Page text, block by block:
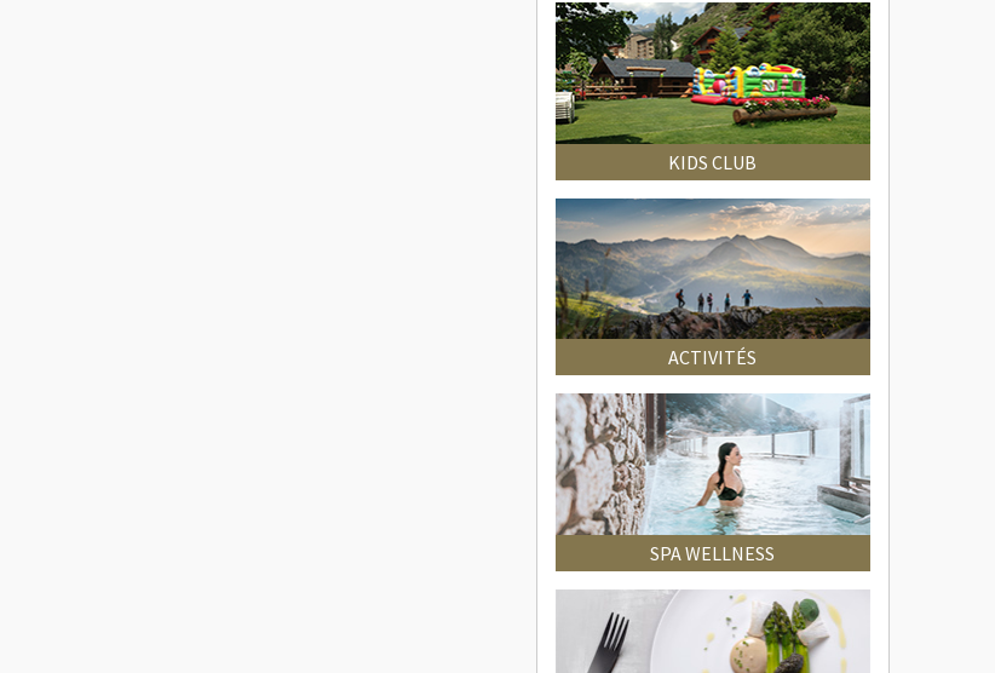
KIDS CLUB
ACTIVITÉS
SPA WELLNESS